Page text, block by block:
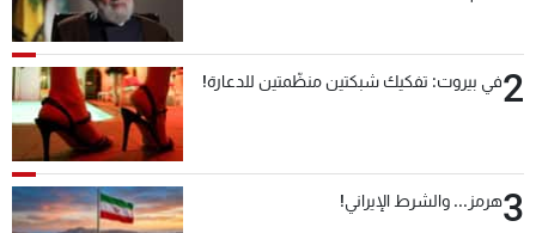
2في بيروت: تفكيك شبكتين منظّمتين للدعارة!
3هرمز... والشرط الإيراني!
الإنـتـاج
لاعلاناتكم
تواصل معنا
شروط الإسـتخدام
سياسة الخصوصية